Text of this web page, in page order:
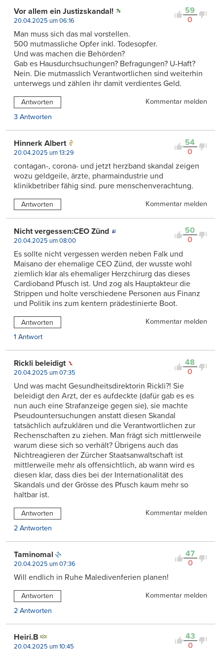
59
0
Vor allem ein Justizskandal!
20.04.2025 um 06:16
Man muss sich das mal vorstellen.
500 mutmassliche Opfer inkl. Todesopfer.
Und was machen die Behörden?
Gab es Hausdurchsuchungen? Befragungen? U-Haft?
Nein. Die mutmasslich Verantwortlichen sind weiterhin
unterwegs und zählen ihr damit verdientes Geld.
Antworten
Kommentar melden
3 Antworten
54
0
Hinnerk Albert
20.04.2025 um 13:29
contagan-, corona- und jetzt herzband skandal zeigen
wozu geldgeile, ärzte, pharmaindustrie und
klinikbetriber fähig sind. pure menschenverachtung.
Antworten Kommentar melden
50
0
Nicht vergessen:CEO Zünd
20.04.2025 um 08:00
Es sollte nicht vergessen werden neben Falk und
Maisano der ehemalige CEO Zünd, der wusste wohl
ziemlich klar als ehemaliger Herzchirurg das dieses
Cardioband Pfusch ist. Und zog als Hauptakteur die
Strippen und holte verschiedene Personen aus Finanz
und Politik ins zum kentern prädestinierte Boot.
Antworten
Kommentar melden
1 Antwort
48
0
Rickli beleidigt
20.04.2025 um 07:35
Und was macht Gesundheitsdirektorin Rickli?! Sie
beleidigt den Arzt, der es aufdeckte (dafür gab es es
nun auch eine Strafanzeige gegen sie), sie machte
Pseudountersuchungen anstatt diesen Skandal
tatsächlich aufzuklären und die Verantwortlichen zur
Rechenschaften zu ziehen. Man frägt sich mittlerweile
warum diese sich so verhält? Übrigens auch das
Nichtreagieren der Zürcher Staatsanwaltschaft ist
mittlerweile mehr als offensichtlich, ab wann wird es
diesen klar, dass dies bei der Internationalität des
Skandals und der Grösse des Pfusch kaum mehr so
haltbar ist.
Antworten
Kommentar melden
2 Antworten
47
0
Taminomal
20.04.2025 um 07:36
Will endlich in Ruhe Maledivenferien planen!
Antworten
Kommentar melden
2 Antworten
43
0
Heiri.B
20.04.2025 um 10:45